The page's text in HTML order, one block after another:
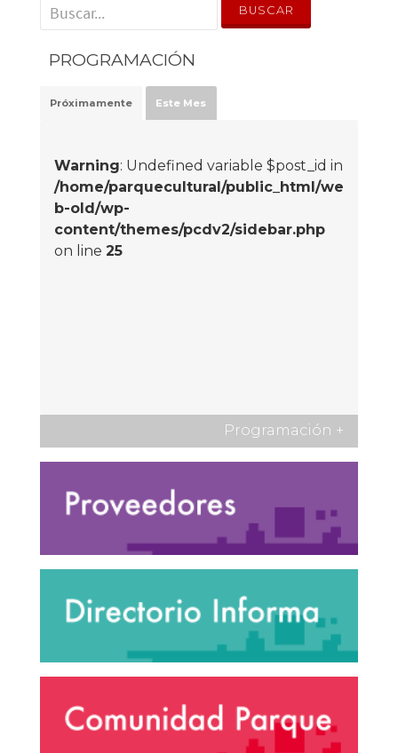
' . __('Search for:') . '
PROGRAMACIÓN
Próximamente Este Mes
Warning: Undefined variable $post_id in
/home/parquecultural/public_html/we
b-old/wp-
content/themes/pcdv2/sidebar.php
on line 25
Programación +